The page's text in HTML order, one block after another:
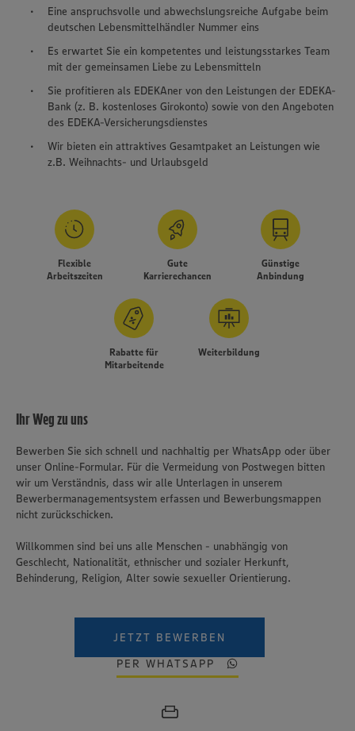
Eine anspruchsvolle und abwechslungsreiche Aufgabe beim
deutschen Lebensmittelhändler Nummer eins
Es erwartet Sie ein kompetentes und leistungsstarkes Team
mit der gemeinsamen Liebe zu Lebensmitteln
Sie profitieren als EDEKAner von den Leistungen der EDEKA-
Bank (z. B. kostenloses Girokonto) sowie von den Angeboten
des EDEKA-Versicherungsdienstes
Wir bieten ein attraktives Gesamtpaket an Leistungen wie
z.B. Weihnachts- und Urlaubsgeld
Flexible
Arbeitszeiten
Gute
Karrierechancen
Günstige
Anbindung
Rabatte für
Mitarbeitende
Weiterbildung
Ihr Weg zu uns
Bewerben Sie sich schnell und nachhaltig per WhatsApp oder über
unser Online-Formular. Für die Vermeidung von Postwegen bitten
wir um Verständnis, dass wir alle Unterlagen in unserem
Bewerbermanagementsystem erfassen und Bewerbungsmappen
nicht zurückschicken.
Willkommen sind bei uns alle Menschen - unabhängig von
Geschlecht, Nationalität, ethnischer und sozialer Herkunft,
Behinderung, Religion, Alter sowie sexueller Orientierung.
JETZT BEWERBEN
PER WHATSAPP